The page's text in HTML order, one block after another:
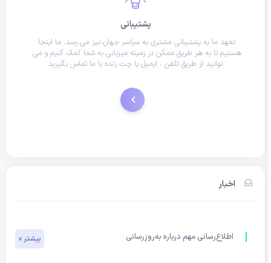
پشتیبانی
تعهد ما به پشتیبانی مشتری به سراسر جهان نیز می رسد. ما اینجا
هستیم تا به هر طریق ممکن در زمینه میزبانی به شما کمک کنیم و می
توانید از طریق تلفن ، ایمیل یا چت زنده با ما تماس بگیرید
درخواستهای پشتیبانی
اخبار
اطلاع‌رسانی مهم درباره به‌روزرسانی
تعرفه خدمات ساران هاستینگ
بیشتر »